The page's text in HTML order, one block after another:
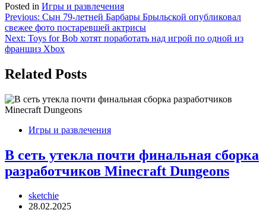
Posted in Игры и развлечения
Навигация
по
записям
Previous: Сын 79-летней Барбары Брыльской опубликовал
свежее фото постаревшей актрисы
Next: Toys for Bob хотят поработать над игрой по одной из
франшиз Xbox
Related Posts
Игры и развлечения
В сеть утекла почти финальная сборка
разработчиков Minecraft Dungeons
sketchie
28.02.2025